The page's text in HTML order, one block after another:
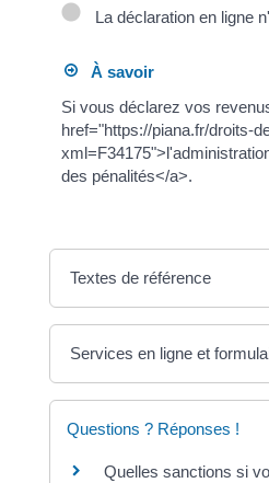
La déclaration en ligne
À savoir
Si vous déclarez vos
href="https://piana.fr/droits-
des pénalités</a>.
Textes de référence
Services en ligne et
Questions ? Réponses !
Quelles sanctions si